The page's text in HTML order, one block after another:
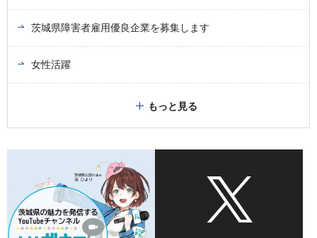
茨城県障害者雇用優良企業を募集します
女性活躍
もっと見る